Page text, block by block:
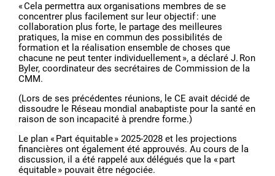
« Cela permettra aux organisations membres de se
concentrer plus facilement sur leur objectif : une
collaboration plus forte, le partage des meilleures
pratiques, la mise en commun des possibilités de
formation et la réalisation ensemble de choses que
chacune ne peut tenter individuellement », a déclaré J. Ron
Byler, coordinateur des secrétaires de Commission de la
CMM.
(Lors de ses précédentes réunions, le CE avait décidé de
dissoudre le Réseau mondial anabaptiste pour la santé en
raison de son incapacité à prendre forme.)
Le plan « Part équitable » 2025-2028 et les projections
financières ont également été approuvés. Au cours de la
discussion, il a été rappelé aux délégués que la « part
équitable » pouvait être négociée.